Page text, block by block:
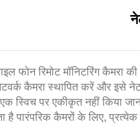
फोन रिमोट मॉनिटरिंग कैमरा की
कैमरा स्थापित करें और इसे
स्विच पर एकीकृत नहीं किया
पारंपरिक कैमरों के लिए, प्रत्येक